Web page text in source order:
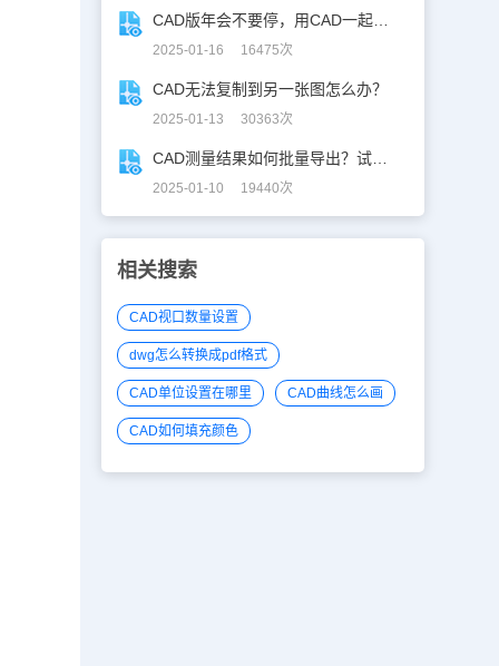
2025-01-16 16475次
CAD无法复制到另一张图怎么办？
2025-01-13 30363次
2025-01-10 19440次
相关搜索
CAD视口数量设置
dwg怎么转换成pdf格式
CAD单位设置在哪里 CAD曲线怎么画
CAD如何填充颜色